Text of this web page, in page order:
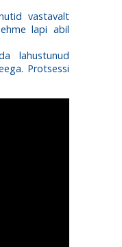
vastavalt
lapi abil
lahustunud
Protsessi